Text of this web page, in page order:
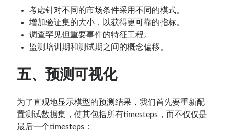
考虑针对不同的市场条件采用不同的模式。
增加验证集的大小，以获得更可靠的指标。
调查罕见但重要事件的特征工程。
监测培训期和测试期之间的概念偏移。
五、预测可视化
为了直观地显示模型的预测结果，我们首先要重新配
置测试数据集，使其包括所有timesteps，而不仅仅是
最后一个timesteps：